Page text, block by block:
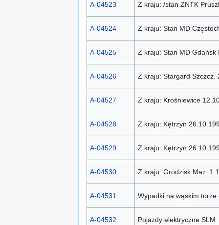
A-04523 Z kraju: /stan ZNTK
A-04524 Z kraju: Stan MD
A-04525 Z kraju: Stan MD Gdańsk
A-04526 Z kraju: Stargard Szczcz.
A-04527 Z kraju: Krośniewice
A-04528 Z kraju: Kętrzyn
A-04529 Z kraju: Kętrzyn
A-04530 Z kraju: Grodzisk Maz.
A-04531 Wypadki na wąskim
A-04532 Pojazdy elektryczne SLM